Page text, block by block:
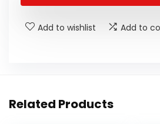
Add to wishlist Add to
Related Products